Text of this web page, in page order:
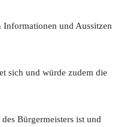
und Aussitzen
sich und würde zudem die
Bürgermeisters ist und